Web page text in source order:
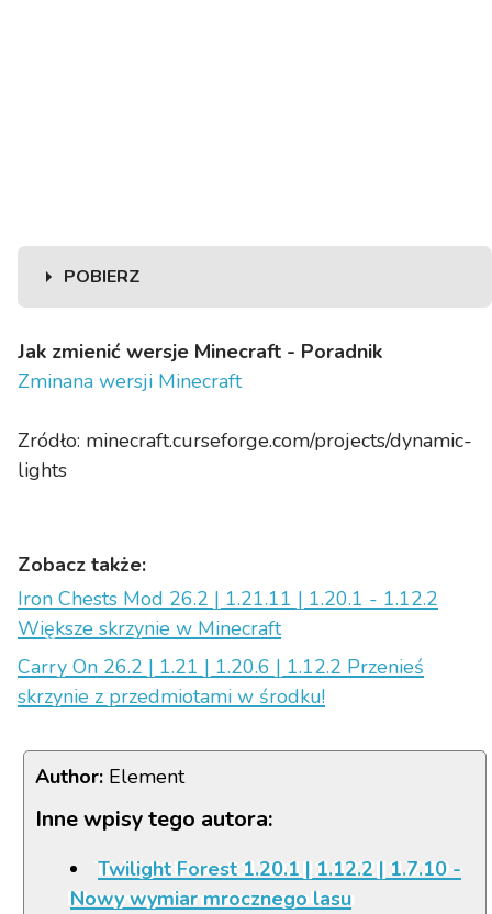
POBIERZ
Wybierz wersję moda:
Dynamic Lights 1.13.2
działa z Forge)
Dynamic Lights 1.12.2
Dynamic Lights 1.11.2
Dynamic Lights 1.6.4
Jak zmienić wersje Minecraft - Poradnik
Zminana wersji Minecraft
Zródło: minecraft.curseforge.com/projects/dynamic-
lights
Zobacz także:
Iron Chests Mod 26.2 | 1.21.11 | 1.20.1 - 1.12.2
Większe skrzynie w Minecraft
Carry On 26.2 | 1.21 | 1.20.6 | 1.12.2 Przenieś
skrzynie z przedmiotami w środku!
Author: Element
Inne wpisy tego autora:
Twilight Forest 1.20.1 | 1.12.2 | 1.7.10 -
Nowy wymiar mrocznego lasu